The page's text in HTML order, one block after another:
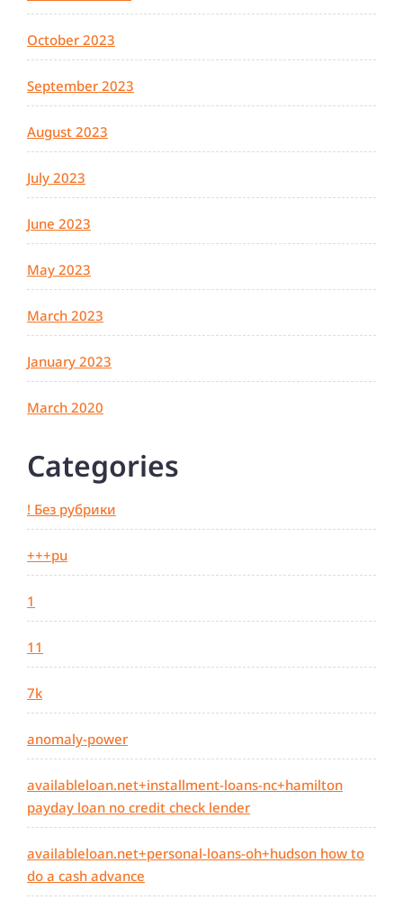
October 2023
September 2023
August 2023
July 2023
June 2023
May 2023
March 2023
January 2023
March 2020
Categories
! Без рубрики
+++pu
1
11
7k
anomaly-power
availableloan.net+installment-loans-nc+hamilton
payday loan no credit check lender
availableloan.net+personal-loans-oh+hudson how to
do a cash advance